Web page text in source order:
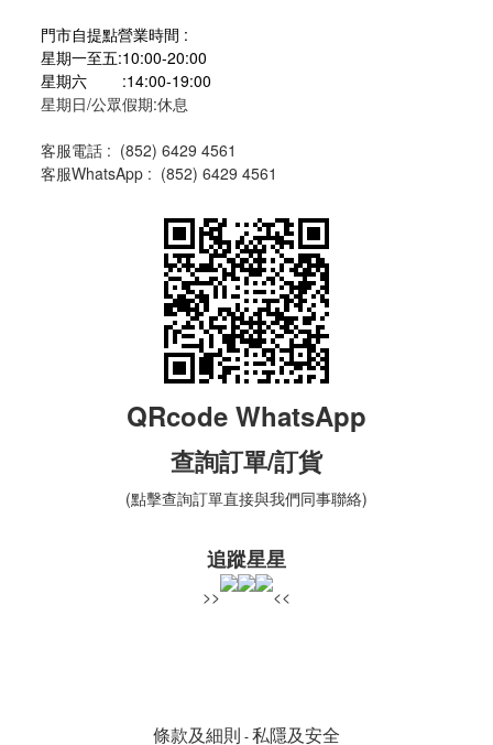
門市自提點營業時間 :
星期一至五:10:00-20:00
星期六 :14:00-19:00
星期日/公眾假期:休息
客服電話 : (852) 6429 4561
客服WhatsApp : (852) 6429 4561
QRcode WhatsApp
查詢訂單/訂貨
(點擊查詢訂單直接與我們同事聯絡)
追蹤星星
>> <<
條款及細則 -私隱及安全